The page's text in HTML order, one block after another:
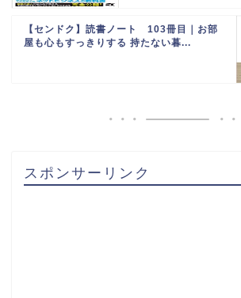
【センドク】読書ノート 103冊目｜お部
屋も心もすっきりする 持たない暮...
スポンサーリンク